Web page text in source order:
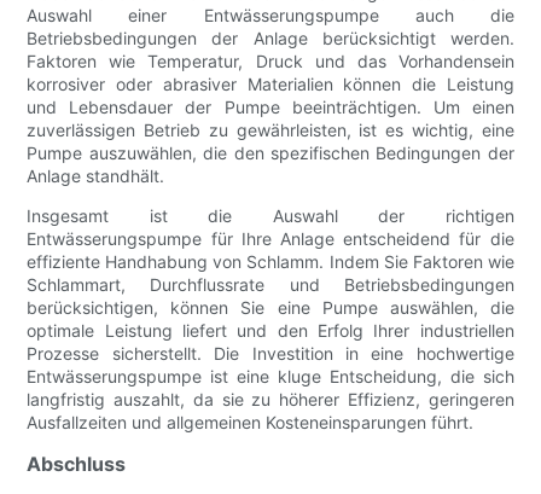
Auswahl einer Entwässerungspumpe auch die
Betriebsbedingungen der Anlage berücksichtigt werden.
Faktoren wie Temperatur, Druck und das Vorhandensein
korrosiver oder abrasiver Materialien können die Leistung
und Lebensdauer der Pumpe beeinträchtigen. Um einen
zuverlässigen Betrieb zu gewährleisten, ist es wichtig, eine
Pumpe auszuwählen, die den spezifischen Bedingungen der
Anlage standhält.
Insgesamt ist die Auswahl der richtigen
Entwässerungspumpe für Ihre Anlage entscheidend für die
effiziente Handhabung von Schlamm. Indem Sie Faktoren wie
Schlammart, Durchflussrate und Betriebsbedingungen
berücksichtigen, können Sie eine Pumpe auswählen, die
optimale Leistung liefert und den Erfolg Ihrer industriellen
Prozesse sicherstellt. Die Investition in eine hochwertige
Entwässerungspumpe ist eine kluge Entscheidung, die sich
langfristig auszahlt, da sie zu höherer Effizienz, geringeren
Ausfallzeiten und allgemeinen Kosteneinsparungen führt.
Abschluss